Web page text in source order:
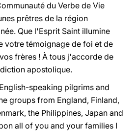
du Verbe de Vie
prêtres de la région
Que l'Esprit Saint illumine
votre témoignage de foi et de
frères ! À tous j'accorde de
apostolique.
speaking pilgrims and
groups from England, Finland,
the Philippines, Japan and
all of you and your families I